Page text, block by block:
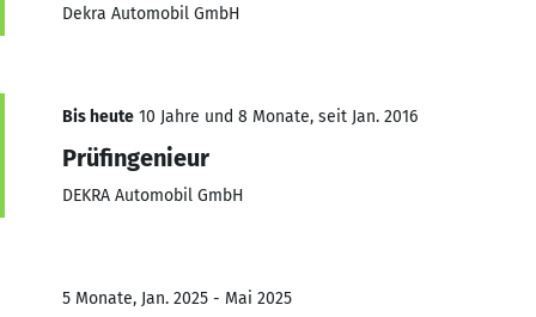
Dekra Automobil GmbH
Bis heute 10 Jahre und 8 Monate, seit Jan. 2016
Prüfingenieur
DEKRA Automobil GmbH
5 Monate, Jan. 2025 - Mai 2025